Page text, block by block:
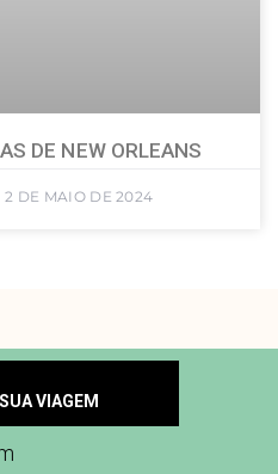
DE NEW ORLEANS
2 DE MAIO DE 2024
VIAGEM